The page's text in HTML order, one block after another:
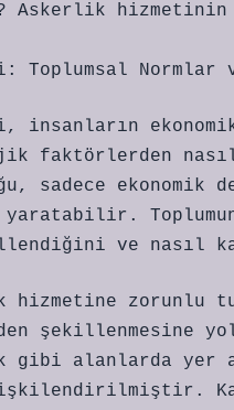
Askerlik
Toplumsal
insanların
faktörlerden
sadece ekonomik
yaratabilir.
ve nasıl
hizmetine zorunlu
şekillenmesine
gibi alanlarda yer